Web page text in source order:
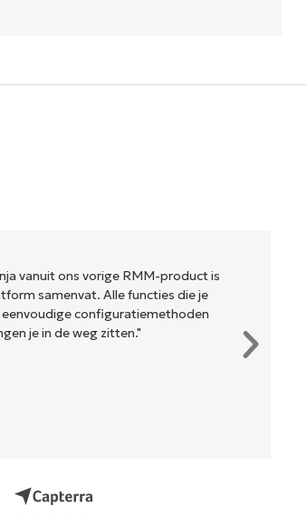
vanuit ons vorige RMM-product is
samenvat. Alle functies die je
configuratiemethoden
je in de weg zitten."